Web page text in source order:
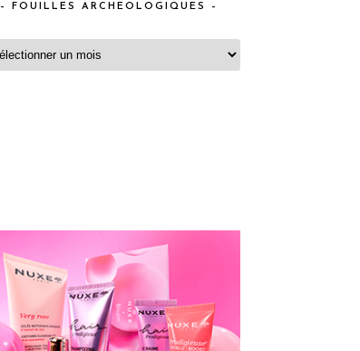
– FOUILLES ARCHEOLOGIQUES –